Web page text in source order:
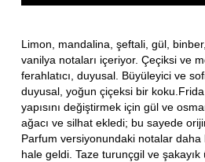
Limon, mandalina, şeftali, gül,
vanilya notaları içeriyor. Çeçiksi ve
ferahlatıcı, duyusal. Büyüleyici ve
duyusal, yoğun çiçeksi bir
yapısını değiştirmek için gül ve
ağacı ve silhat ekledi; bu sayede
Parfum versiyonundaki notalar
hale geldi. Taze turunçgil ve şakayık